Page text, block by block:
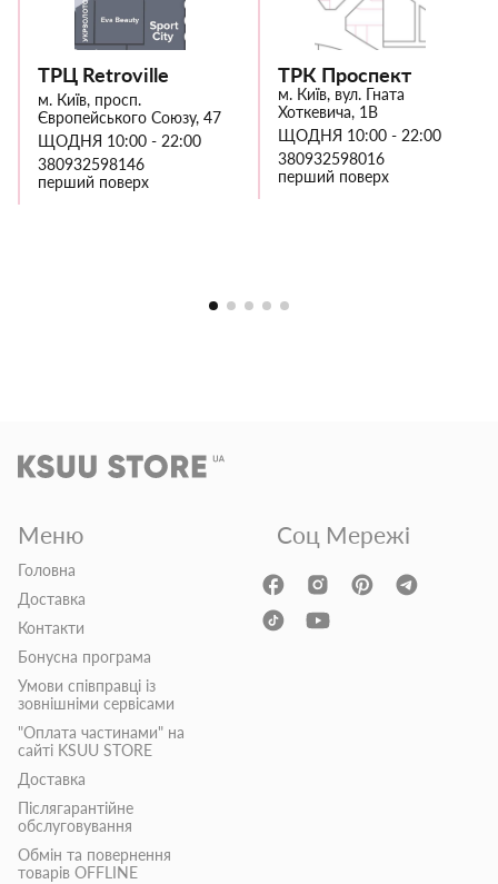
ТРЦ Retroville
м. Київ, просп.
Європейського Союзу, 47
ЩОДНЯ 10:00 - 22:00
380932598146
перший поверх
ТРК Проспект
м. Київ, вул. Гната
Хоткевича, 1В
ЩОДНЯ 10:00 - 22:00
380932598016
перший поверх
Меню
Головна
Доставка
Контакти
Бонусна програма
Умови співправці із
зовнішніми сервісами
"Оплата частинами" на
сайті KSUU STORE
Доставка
Післягарантійне
обслуговування
Обмін та повернення
товарів OFFLINE
Соц Мережі